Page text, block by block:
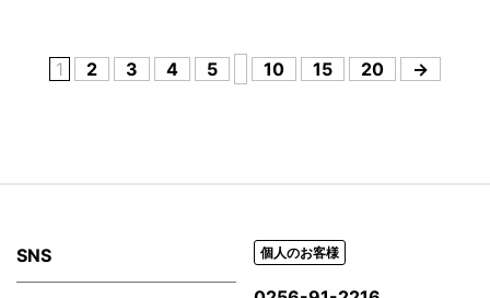
1 2 3 4 5 10 15 20 →
SNS 個人のお客様